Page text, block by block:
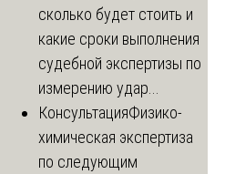
сколько будет стоить и
какие сроки выполнения
судебной экспертизы по
измерению удар...
КонсультацияФизико-
химическая экспертиза
по следующим